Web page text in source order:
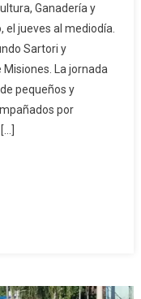
Ganadería y
el jueves al mediodía.
Sartori y
La jornada
pequeños y
por